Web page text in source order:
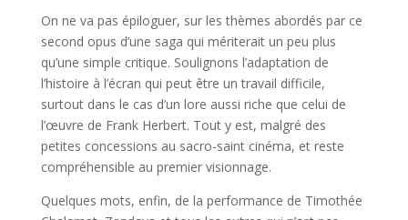
On ne va pas épiloguer, sur les thèmes abordés par ce
second opus d’une saga qui mériterait un peu plus
qu’une simple critique. Soulignons l’adaptation de
l’histoire à l’écran qui peut être un travail difficile,
surtout dans le cas d’un lore aussi riche que celui de
l’œuvre de Frank Herbert. Tout y est, malgré des
petites concessions au sacro-saint cinéma, et reste
compréhensible au premier visionnage.
Quelques mots, enfin, de la performance de Timothée